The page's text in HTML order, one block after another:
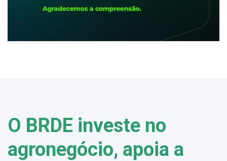
O BRDE investe no
agronegócio, apoia a